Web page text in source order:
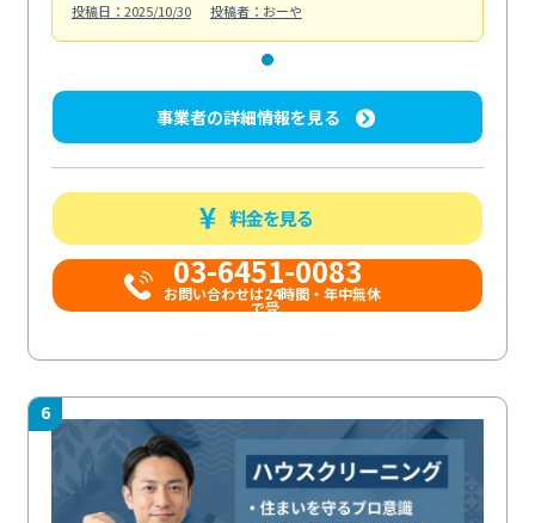
投稿日：2025/10/30
投稿者：おーや
事業者の詳細情報を見る
料金を見る
03-6451-0083
お問い合わせは24時間・年中無休
で受...
6